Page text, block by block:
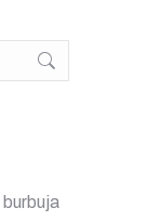
burbuja